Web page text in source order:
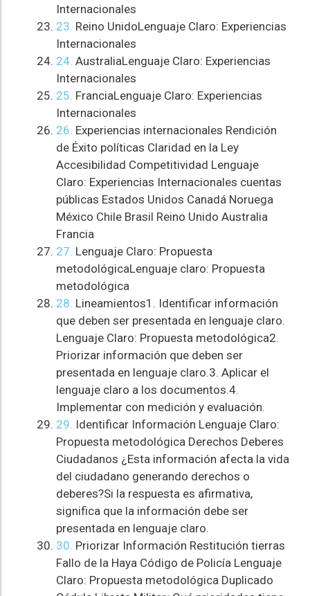
Internacionales
23. Reino UnidoLenguaje Claro: Experiencias
Internacionales
24. AustraliaLenguaje Claro: Experiencias
Internacionales
25. FranciaLenguaje Claro: Experiencias
Internacionales
26. Experiencias internacionales Rendición
de Éxito políticas Claridad en la Ley
Accesibilidad Competitividad Lenguaje
Claro: Experiencias Internacionales cuentas
públicas Estados Unidos Canadá Noruega
México Chile Brasil Reino Unido Australia
Francia
27. Lenguaje Claro: Propuesta
metodológicaLenguaje claro: Propuesta
metodológica
28. Lineamientos1. Identificar información
que deben ser presentada en lenguaje claro.
Lenguaje Claro: Propuesta metodológica2.
Priorizar información que deben ser
presentada en lenguaje claro.3. Aplicar el
lenguaje claro a los documentos.4.
Implementar con medición y evaluación.
29. Identificar Información Lenguaje Claro:
Propuesta metodológica Derechos Deberes
Ciudadanos ¿Esta información afecta la vida
del ciudadano generando derechos o
deberes?Si la respuesta es afirmativa,
significa que la información debe ser
presentada en lenguaje claro.
30. Priorizar Información Restitución tierras
Fallo de la Haya Código de Policía Lenguaje
Claro: Propuesta metodológica Duplicado